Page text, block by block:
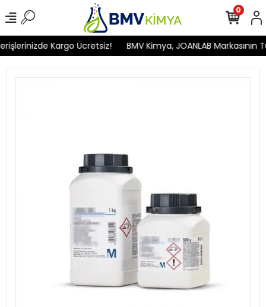
Kargo Ücretsiz! BMV Kimya, JOANLAB
0